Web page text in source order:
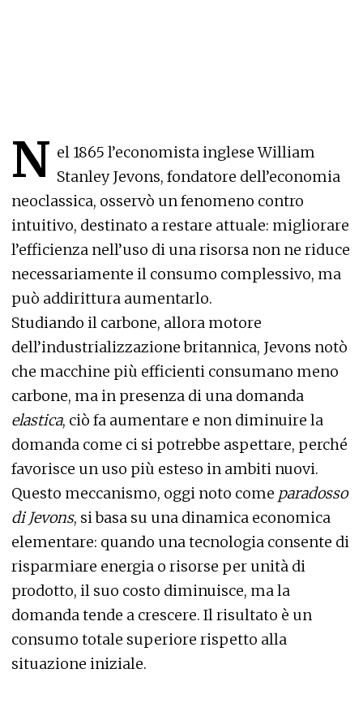
N el 1865 l’economista inglese William
Stanley Jevons, fondatore dell’economia
neoclassica, osservò un fenomeno contro
intuitivo, destinato a restare attuale: migliorare
l’efficienza nell’uso di una risorsa non ne riduce
necessariamente il consumo complessivo, ma
può addirittura aumentarlo.
Studiando il carbone, allora motore
dell’industrializzazione britannica, Jevons notò
che macchine più efficienti consumano meno
carbone, ma in presenza di una domanda
elastica, ciò fa aumentare e non diminuire la
domanda come ci si potrebbe aspettare, perché
favorisce un uso più esteso in ambiti nuovi.
Questo meccanismo, oggi noto come paradosso
di Jevons, si basa su una dinamica economica
elementare: quando una tecnologia consente di
risparmiare energia o risorse per unità di
prodotto, il suo costo diminuisce, ma la
domanda tende a crescere. Il risultato è un
consumo totale superiore rispetto alla
situazione iniziale.